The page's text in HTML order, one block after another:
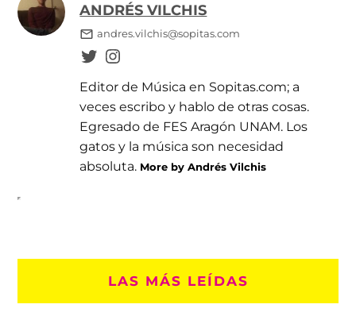
ANDRÉS VILCHIS
andres.vilchis@sopitas.com
Editor de Música en Sopitas.com; a
veces escribo y hablo de otras cosas.
Egresado de FES Aragón UNAM. Los
gatos y la música son necesidad
absoluta. More by Andrés Vilchis
LAS MÁS LEÍDAS